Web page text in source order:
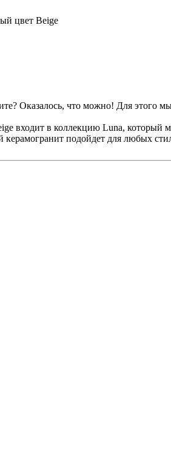
цвет Beige
Оказалось, что можно! Для этого
входит в коллекцию Luna, который
подойдет для любых